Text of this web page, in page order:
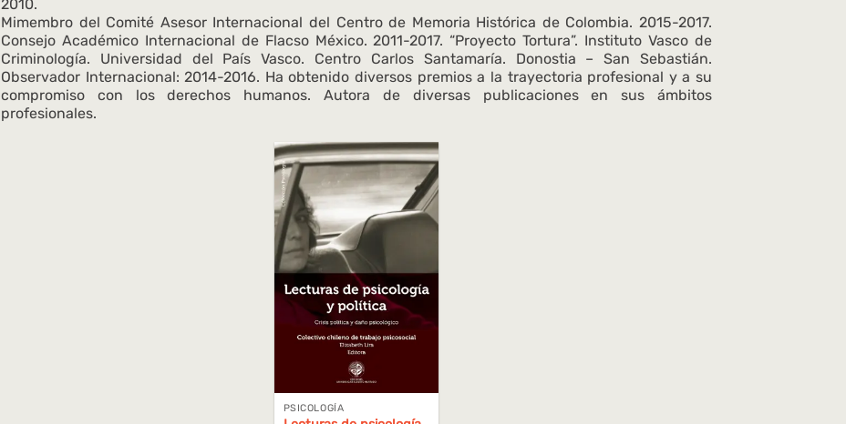
2010.
Mimembro del Comité Asesor Internacional del Centro de Memoria Histórica de Colombia. 2015-2017.
Consejo Académico Internacional de Flacso México. 2011-2017. “Proyecto Tortura”. Instituto Vasco de
Criminología. Universidad del País Vasco. Centro Carlos Santamaría. Donostia – San Sebastián.
Observador Internacional: 2014-2016. Ha obtenido diversos premios a la trayectoria profesional y a su
compromiso con los derechos humanos. Autora de diversas publicaciones en sus ámbitos
profesionales.
PSICOLOGÍA